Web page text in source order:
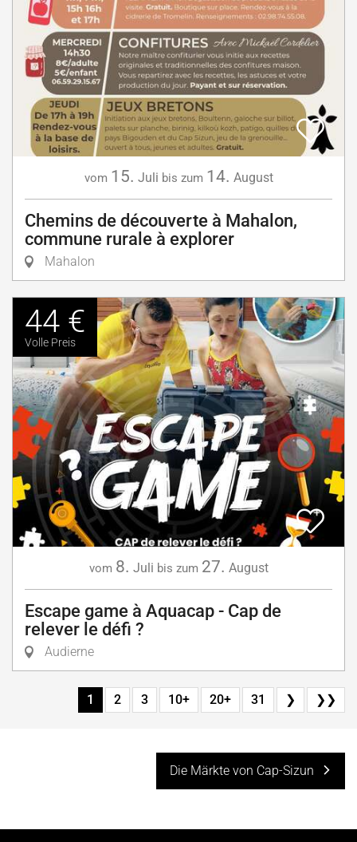
vom 15. Juli bis zum 14. August
Chemins de découverte à Mahalon,
commune rurale à explorer
Mahalon
44 €
Volle Preis
vom 8. Juli bis zum 27. August
Escape game à Aquacap - Cap de
relever le défi ?
Audierne
1 2 3 10+ 20+ 31 ❯ ❯❯
Die Märkte von Cap-Sizun